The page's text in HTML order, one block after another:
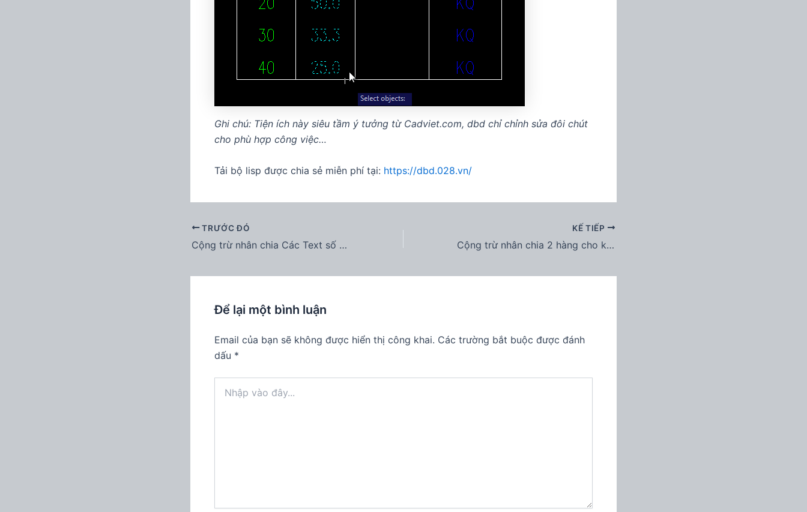
Ghi chú: Tiện ích này siêu tầm ý tưởng từ Cadviet.com, dbd chỉ chỉnh sửa đôi chút
cho phù hợp công việc…
Tải bộ lisp được chia sẻ miễn phí tại: https://dbd.028.vn/
TRƯỚC ĐÓ
Cộng trừ nhân chia Các Text số với 1 hằng số tùy nhập
KẾ TIẾP
Cộng trừ nhân chia 2 hàng cho kết quả hàng thứ 3
Để lại một bình luận
Email của bạn sẽ không được hiển thị công khai. Các trường bắt buộc được đánh
dấu *
vào